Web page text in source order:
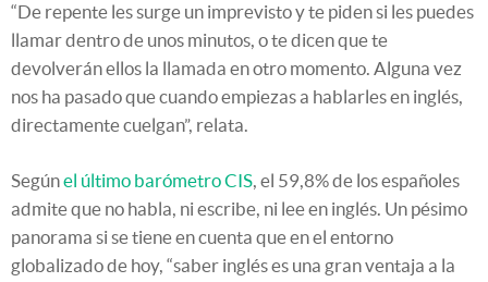
“De repente les surge un imprevisto y te piden si les puedes
llamar dentro de unos minutos, o te dicen que te
devolverán ellos la llamada en otro momento. Alguna vez
nos ha pasado que cuando empiezas a hablarles en inglés,
directamente cuelgan”, relata.
Segúnel último barómetro CIS, el 59,8% de los españoles
admite que no habla, ni escribe, ni lee en inglés. Un pésimo
panorama si se tiene en cuenta que en el entorno
globalizado de hoy, “saber inglés es una gran ventaja a la